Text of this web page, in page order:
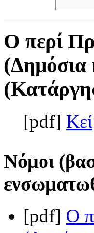
Ο περί
(Δημόσια
[pdf]
Νόμοι
[pdf] Ο